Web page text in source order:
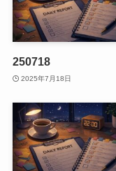
250718
2025年7月18日